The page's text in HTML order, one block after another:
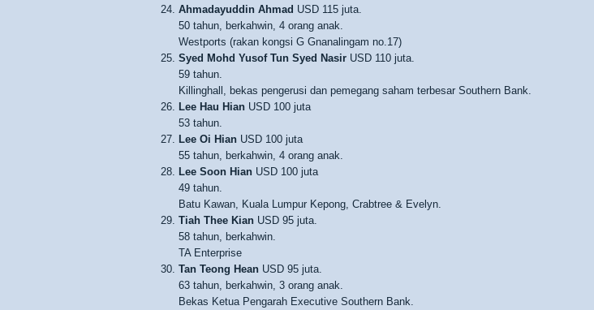
Ahmadayuddin Ahmad USD 115 juta.
50 tahun, berkahwin, 4 orang anak.
Westports (rakan kongsi G Gnanalingam no.17)
Syed Mohd Yusof Tun Syed Nasir USD 110 juta.
59 tahun.
Killinghall, bekas pengerusi dan pemegang saham terbesar Southern Bank.
Lee Hau Hian USD 100 juta
53 tahun.
Lee Oi Hian USD 100 juta
55 tahun, berkahwin, 4 orang anak.
Lee Soon Hian USD 100 juta
49 tahun.
Batu Kawan, Kuala Lumpur Kepong, Crabtree & Evelyn.
Tiah Thee Kian USD 95 juta.
58 tahun, berkahwin.
TA Enterprise
Tan Teong Hean USD 95 juta.
63 tahun, berkahwin, 3 orang anak.
Bekas Ketua Pengarah Executive Southern Bank.